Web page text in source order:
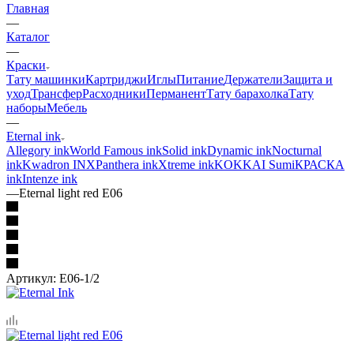
Главная
—
Каталог
—
Краски
Тату машинкиКартриджиИглыПитаниеДержателиЗащита и
уходТрансферРасходникиПерманентТату барахолкаТату
наборыМебель
—
Eternal ink
Allegory inkWorld Famous inkSolid inkDynamic inkNocturnal
inkKwadron INXPanthera inkXtreme inkKOKKAI SumiКРАСКА
inkIntenze ink
—Eternal light red E06
Артикул: E06-1/2